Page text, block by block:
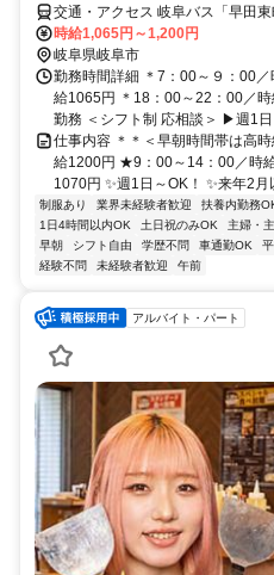
交通・アクセス 岐阜バス「早田
OK
時給1,065円～1,200円
岐阜県岐阜市
勤務時間詳細 ＊7：00～９：00
給1065円 ＊18：00～22：00／
勤務 ＜シフト制 応相談＞ ▶週1日
仕事内容 ＊＊＜早朝時間帯は高
給1200円 ★9：00～14：00／時
1070円 ✨週1日～OK！ ✨来年2月
制服あり 業界未経験者歓迎 扶養内勤務
1日4時間以内OK
土日祝のみOK 主婦・
早朝
シフト自由 学歴不問 車通勤OK
経験不問
未経験者歓迎 午前
アルバイト・パート